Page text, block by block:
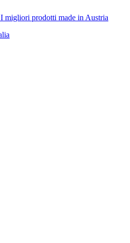
I migliori prodotti made in Austria